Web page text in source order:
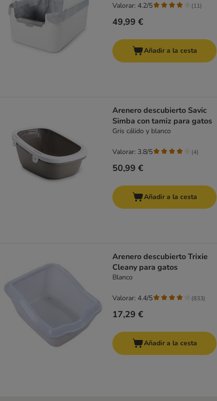
49,99 €
Valorar: 4.2/5 (11)
Añadir a la cesta
Arenero descubierto Savic
Simba con tamiz para gatos
Gris cálido y blanco
50,99 €
Valorar: 3.8/5 (4)
Añadir a la cesta
Arenero descubierto Trixie
Cleany para gatos
Blanco
17,29 €
Valorar: 4.4/5 (833)
Añadir a la cesta